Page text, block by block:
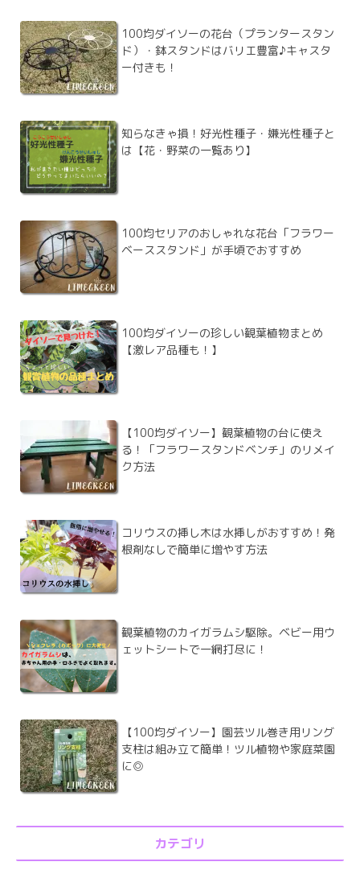
100均ダイソーの花台（プランタースタン
ド）・鉢スタンドはバリエ豊富♪キャスタ
ー付きも！
知らなきゃ損！好光性種子・嫌光性種子と
は【花・野菜の一覧あり】
100均セリアのおしゃれな花台「フラワー
ベーススタンド」が手頃でおすすめ
100均ダイソーの珍しい観葉植物まとめ
【激レア品種も！】
【100均ダイソー】観葉植物の台に使え
る！「フラワースタンドベンチ」のリメイ
ク方法
コリウスの挿し木は水挿しがおすすめ！発
根剤なしで簡単に増やす方法
観葉植物のカイガラムシ駆除。ベビー用ウ
ェットシートで一網打尽に！
【100均ダイソー】園芸ツル巻き用リング
支柱は組み立て簡単！ツル植物や家庭菜園
に◎
カテゴリ